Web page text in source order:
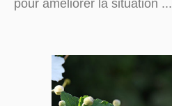
pour améliorer la situation ...